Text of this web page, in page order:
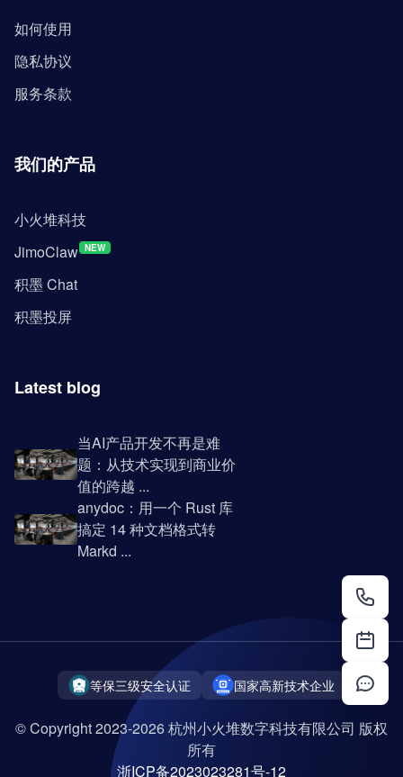
如何使用
隐私协议
服务条款
我们的产品
小火堆科技
JimoClaw NEW
积墨 Chat
积墨投屏
Latest blog
当AI产品开发不再是难
题：从技术实现到商业价
值的跨越 ...
anydoc：用一个 Rust 库
搞定 14 种文档格式转
Markd ...
等保三级安全认证 国家高新技术企业
© Copyright 2023-2026 杭州小火堆数字科技有限公司 版权
所有
浙ICP备2023023281号-12